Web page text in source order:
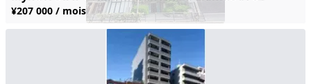
¥207 000 / mois